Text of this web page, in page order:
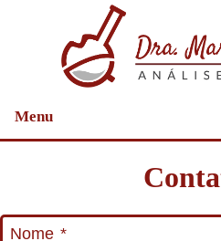
Menu
Nome *